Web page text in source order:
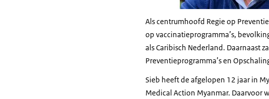
Als centrumhoofd Regie op
op vaccinatieprogramma’s,
als Caribisch Nederland. Daarnaast
Preventieprogramma’s en
Sieb heeft de afgelopen 12 jaar in
Medical Action Myanmar. Daarvoor